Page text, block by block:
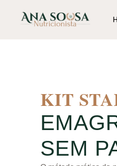
KIT
SEM